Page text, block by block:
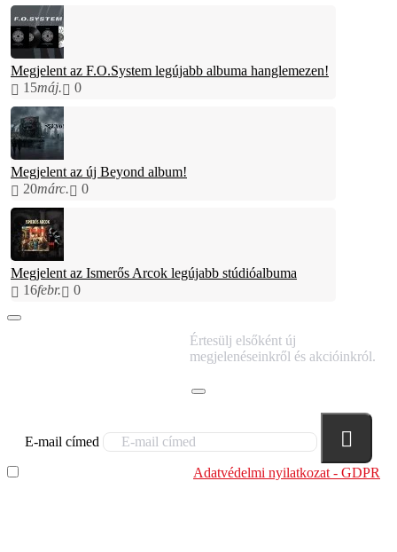
Megjelent az F.O.System legújabb albuma hanglemezen!
15máj. 0
Megjelent az új Beyond album!
20márc. 0
Megjelent az Ismerős Arcok legújabb stúdióalbuma
16febr. 0
Értesülj elsőként új
megjelenéseinkről és akcióinkról.
E-mail címed
Adatvédelmi nyilatkozat - GDPR